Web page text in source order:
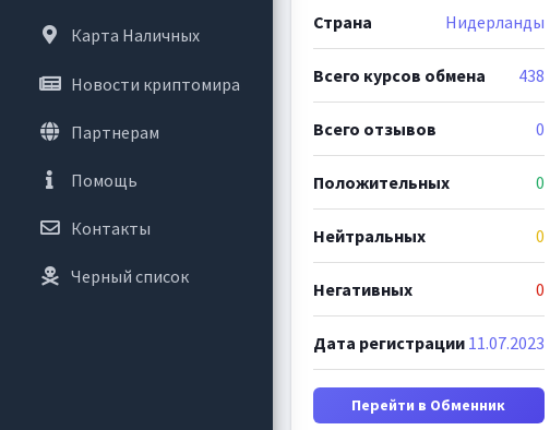
Карта Наличных
Новости криптомира
Партнерам
Помощь
Контакты
Черный список
Страна Нидерланды
Всего курсов обмена 438
Всего отзывов 0
Положительных 0
Нейтральных 0
Негативных 0
Дата регистрации 11.07.2023
Перейти в Обменник